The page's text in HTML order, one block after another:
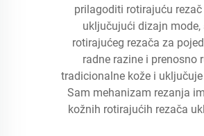
prilagoditi rotirajuću
uključujući dizajn
rotirajućeg rezača za
radne razine i
tradicionalne kože i
Sam mehanizam rezanja
kožnih rotirajućih rezača